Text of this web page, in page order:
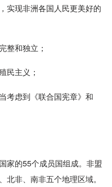
实现非洲各国人民更美好的
整和独立；
民主义；
考虑到《联合国宪章》和
家的55个成员国组成。非盟
北非、南非五个地理区域。